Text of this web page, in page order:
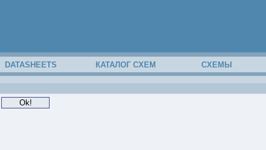
DATASHEETS КАТАЛОГ СХЕМ СХЕМЫ